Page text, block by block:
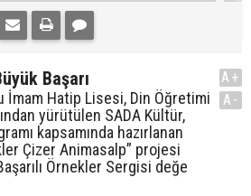
Başarı
İmam Hatip Lisesi, Din Öğretimi
yürütülen SADA Kültür,
kapsamında hazırlanan
Çizer Animasalp” projesi
Örnekler Sergisi değe
A+
A-